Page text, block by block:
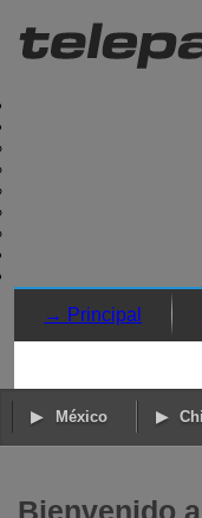
→ Principal
México
Bienvenido